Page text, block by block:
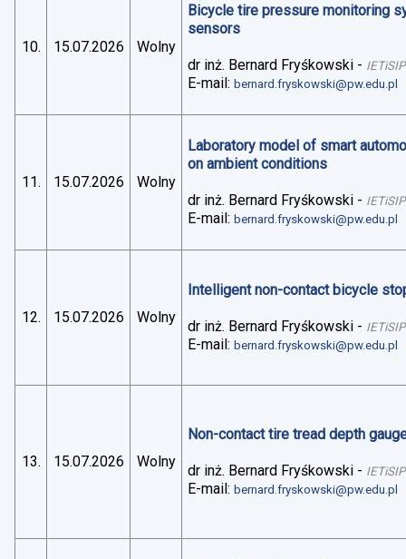
10. 15.07.2026 Wolny
Bicycle tire pressure monitoring
sensors
dr inż. Bernard Fryśkowski - IETiSIP
E-mail:bernard.fryskowski@pw.edu.pl
11. 15.07.2026 Wolny
Laboratory model of smart
on ambient conditions
dr inż. Bernard Fryśkowski - IETiSIP
E-mail:bernard.fryskowski@pw.edu.pl
12. 15.07.2026 Wolny
Intelligent non-contact bicycle
dr inż. Bernard Fryśkowski - IETiSIP
E-mail:bernard.fryskowski@pw.edu.pl
13. 15.07.2026 Wolny
Non-contact tire tread depth
dr inż. Bernard Fryśkowski - IETiSIP
E-mail:bernard.fryskowski@pw.edu.pl